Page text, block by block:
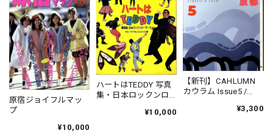
原宿ジョイフルマッ
プ
¥10,000
ハートはTEDDY 写真
集・日本ロックンロ
¥10,000
【新刊】CAHLUMN
カウラム Issue5 /
と、ちょっと東京¥3,300